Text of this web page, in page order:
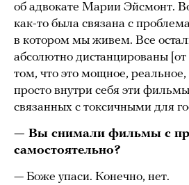
об адвокате Марии Эйсмонт.
как-то была связана с
в котором мы живем. Все
абсолютно дистанцированы
том, что это мощное,
просто внутри себя эти
связанных с токсичными для
— Вы снимали фильмы с
самостоятельно?
— Боже упаси. Конечно, нет.